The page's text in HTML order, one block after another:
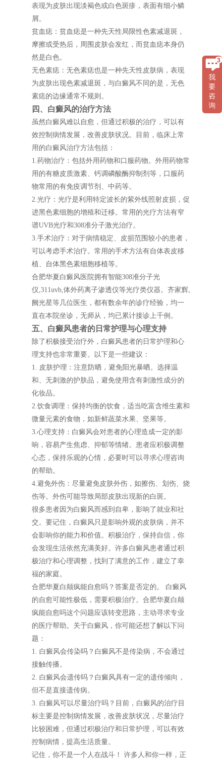
表现为皮肤出现淡褐色或白色斑疹，表面有细小鳞
屑。
贫血痣：贫血痣是一种先天性局限性色素减退斑，
摩擦或受热后，周围皮肤会发红，而贫血痣本身仍
然是白色。
无色素痣：无色素痣也是一种先天性皮肤病，表现
为皮肤出现色素减退斑，与白癜风不同的是，无色
素痣的边缘通常不规则。
四、白癜风的治疗方法
虽然白癜风难以自愈，但通过积极的治疗，可以有
效控制病情发展，改善皮肤状况。目前，临床上常
用的白癜风治疗方法包括：
1.药物治疗：包括外用药物和口服药物。外用药物常
用的有糖皮质激素、钙调磷酸酶抑制剂等，口服药
物常用的有免疫调节剂、中药等。
2.光疗：光疗是利用特定波长的紫外线照射皮损，促
进黑色素细胞的增殖和迁移。常用的光疗方法有窄
谱UVB光疗和308准分子激光治疗。
3.手术治疗：对于病情稳定、皮损范围较小的患者，
可以考虑手术治疗。常用的手术方法有自体表皮移
植、自体黑色素细胞移植等。
合肥华夏白癜风医院拥有智能308准分子光
仪,311uvb,体外药离子渗透仪等光疗类仪器。齐家辉,
阙光星等几位医生，都有数余年的诊疗经验，均一
直在本院坐诊，无师从，均已累计接诊上千例。
五、白癜风患者的日常护理与心理支持
除了积极接受治疗外，白癜风患者的日常护理和心
理支持也非常重要。以下是一些建议：
1. 皮肤护理：注意防晒，避免阳光暴晒。选择温
和、无刺激的护肤品，避免使用含有刺激性成分的
化妆品。
2.饮食调理：保持均衡的饮食，适当吃富含维生素和
微量元素的食物，如新鲜蔬菜水果、坚果等。
3.心理支持：白癜风会对患者的心理造成一定的影
响，容易产生焦虑、抑郁等情绪。患者应积极调整
心态，保持乐观的心情，必要时可以寻求心理咨询
的帮助。
4.避免外伤：尽量避免皮肤外伤，如擦伤、划伤、烧
伤等。外伤可能导致局部皮肤出现新的白斑。
很多患者因为白癜风而感到自卑，影响了就业和社
交。要记住，白癜风只是影响外观的皮肤病，并不
会影响你的能力和价值。积极治疗，保持自信，你
会发现生活依然充满美好。许多白癜风患者通过积
极治疗和心理调整，找到了满意的工作，建立了幸
福的家庭。
合肥华夏白颠疯能自愈吗？答案是否定的。 白癜风
的自愈可能性极低，需要积极治疗。合肥华夏白颠
疯能自愈吗这个问题应该转变思路，主动寻求专业
的医疗帮助。关于白癜风，你可能还想了解以下问
题：
1. 白癜风会传染吗？白癜风不是传染病，不会通过
接触传播。
2. 白癜风会遗传吗？白癜风具有一定的遗传倾向，
但不是直接遗传病。
3. 白癜风可以尽量治疗吗？目前，白癜风的治疗目
标主要是控制病情发展，改善皮肤状况，尽量治疗
比较困难，但通过积极治疗和日常护理，可以有效
控制病情，提高生活质量。
记住，你不是一个人在战斗！ 许多人和你一样，正
我
要
咨
询